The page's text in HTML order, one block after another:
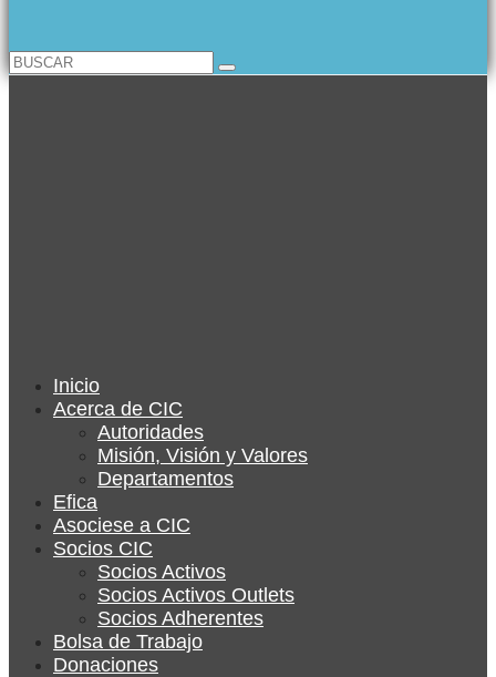
Inicio
Acerca de CIC
Autoridades
Misión, Visión y Valores
Departamentos
Efica
Asociese a CIC
Socios CIC
Socios Activos
Socios Activos Outlets
Socios Adherentes
Bolsa de Trabajo
Donaciones